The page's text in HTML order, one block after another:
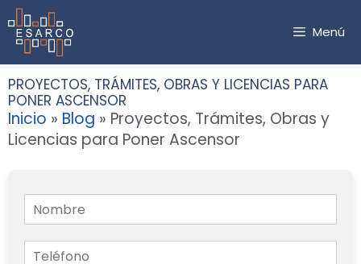
Saltar
al
contenido
Menú
PROYECTOS, TRÁMITES, OBRAS Y LICENCIAS PARA
PONER ASCENSOR
Inicio » Blog » Proyectos, Trámites, Obras y
Licencias para Poner Ascensor